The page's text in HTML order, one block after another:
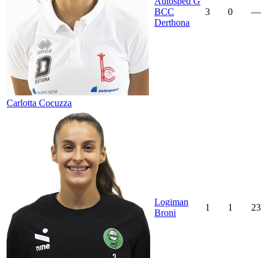
Carlotta Cocuzza
BCC
Derthona
3 0 —
Logiman
Broni
1 1 23